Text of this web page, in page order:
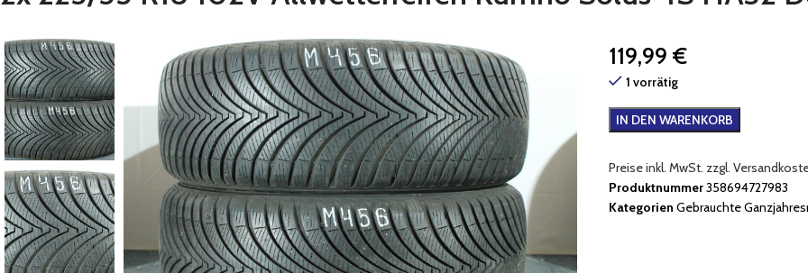
119,99 €
1 vorrätig
IN DEN WARENKORB
Preise inkl. MwSt. zzgl.
Produktnummer358694727983
Kategorien Gebrauchte